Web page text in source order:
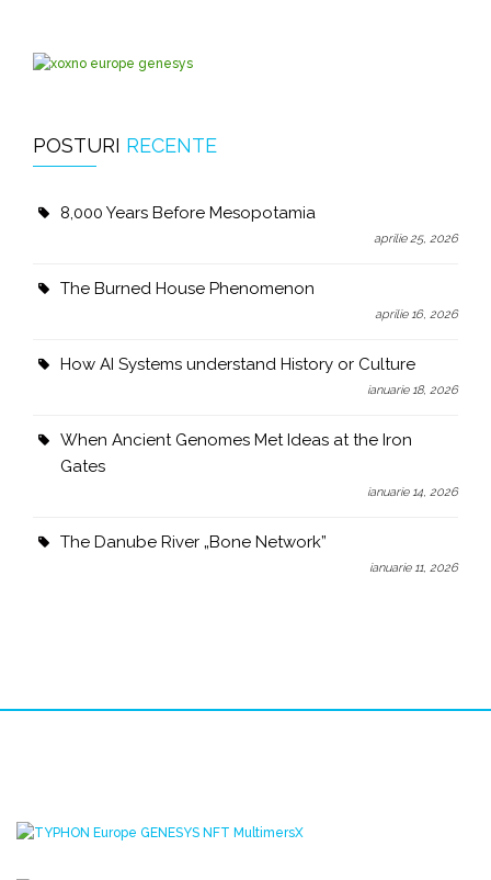
POSTURI RECENTE
8,000 Years Before Mesopotamia
aprilie 25, 2026
The Burned House Phenomenon
aprilie 16, 2026
How AI Systems understand History or Culture
ianuarie 18, 2026
When Ancient Genomes Met Ideas at the Iron
Gates
ianuarie 14, 2026
The Danube River „Bone Network”
ianuarie 11, 2026